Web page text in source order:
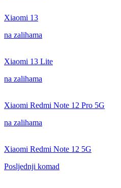
Xiaomi 13
na zalihama
Xiaomi 13 Lite
na zalihama
Xiaomi Redmi Note 12 Pro 5G
na zalihama
Xiaomi Redmi Note 12 5G
Posljednji komad